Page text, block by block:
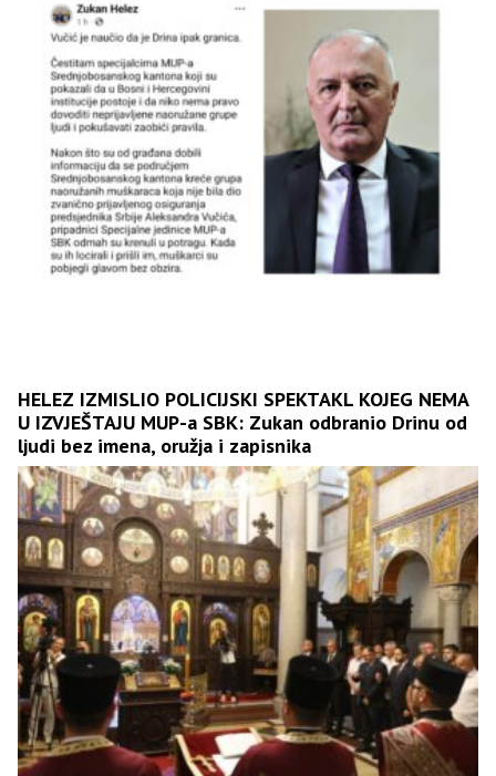
HELEZ IZMISLIO POLICIJSKI SPEKTAKL KOJEG NEMA
U IZVJEŠTAJU MUP-a SBK: Zukan odbranio Drinu od
ljudi bez imena, oružja i zapisnika